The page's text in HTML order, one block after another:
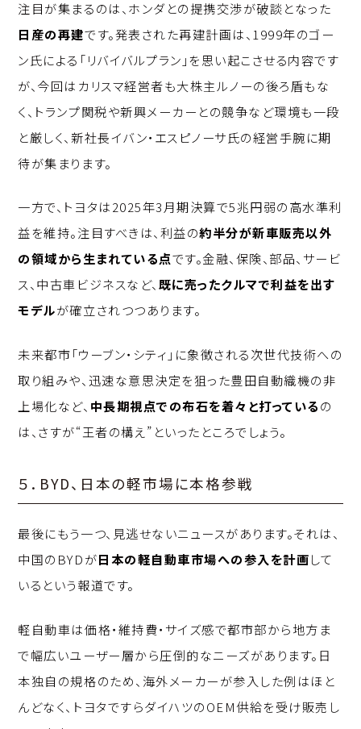
注目が集まるのは、ホンダとの提携交渉が破談となった
日産の再建です。発表された再建計画は、1999年のゴー
ン氏による「リバイバルプラン」を思い起こさせる内容です
が、今回はカリスマ経営者も大株主ルノーの後ろ盾もな
く、トランプ関税や新興メーカーとの競争など環境も一段
と厳しく、新社長イバン・エスピノーサ氏の経営手腕に期
待が集まります。
一方で、トヨタは2025年3月期決算で5兆円弱の高水準利
益を維持。注目すべきは、利益の約半分が新車販売以外
の領域から生まれている点です。金融、保険、部品、サービ
ス、中古車ビジネスなど、 既に売ったクルマで利益を出す
モデルが確立されつつあります。
未来都市「ウーブン・シティ」に象徴される次世代技術への
取り組みや、迅速な意思決定を狙った豊田自動織機の非
上場化など、 中長期視点での布石を着々と打っているの
は、さすが“王者の構え”といったところでしょう。
５．BYD、日本の軽市場に本格参戦
最後にもう一つ、見逃せないニュースがあります。それは、
中国のBYDが日本の軽自動車市場への参入を計画して
いるという報道です。
軽自動車は価格・維持費・サイズ感で都市部から地方ま
で幅広いユーザー層から圧倒的なニーズがあります。日
本独自の規格のため、海外メーカーが参入した例はほと
んどなく、トヨタですらダイハツのOEM供給を受け販売し